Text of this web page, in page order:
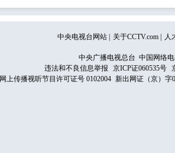
中央电视台网站 关于CCTV.com 人
中央广播电视总台 中国网络
违法和不良信息举报
京ICP证060535号
网上传播视听节目许可证号 0102004 新出网证（京）